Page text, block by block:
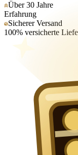
Über 30 Jahre
Erfahrung
Sicherer Versand
100% versicherte